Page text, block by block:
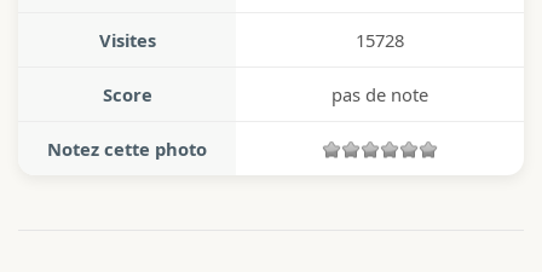
Visites 15728
Score pas de note
Notez cette photo